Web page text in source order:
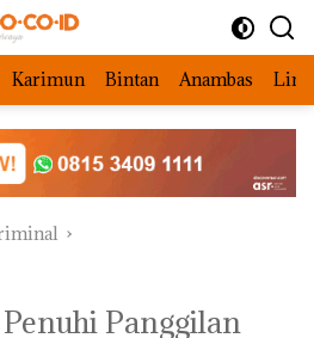
Karimun Bintan Anambas
Panggilan